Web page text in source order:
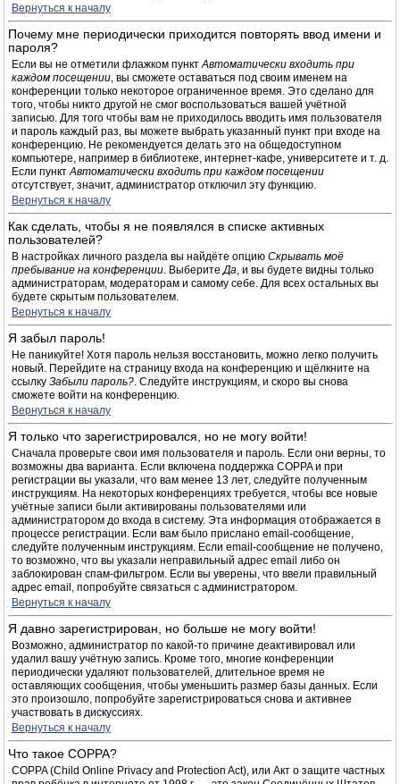
Вернуться к началу
Почему мне периодически приходится повторять ввод имени и
пароля?
Если вы не отметили флажком пунктАвтоматически входить при
каждом посещении, вы сможете оставаться под своим именем на
конференции только некоторое ограниченное время. Это сделано для
того, чтобы никто другой не смог воспользоваться вашей учётной
записью. Для того чтобы вам не приходилось вводить имя пользователя
и пароль каждый раз, вы можете выбрать указанный пункт при входе на
конференцию. Не рекомендуется делать это на общедоступном
компьютере, например в библиотеке, интернет-кафе, университете и т. д.
Если пунктАвтоматически входить при каждом посещении
отсутствует, значит, администратор отключил эту функцию.
Вернуться к началу
Как сделать, чтобы я не появлялся в списке активных
пользователей?
В настройках личного раздела вы найдёте опцию Скрывать моё
пребывание на конференции. ВыберитеДа, и вы будете видны только
администраторам, модераторам и самому себе. Для всех остальных вы
будете скрытым пользователем.
Вернуться к началу
Я забыл пароль!
Не паникуйте! Хотя пароль нельзя восстановить, можно легко получить
новый. Перейдите на страницу входа на конференцию и щёлкните на
ссылку Забыли пароль?. Следуйте инструкциям, и скоро вы снова
сможете войти на конференцию.
Вернуться к началу
Я только что зарегистрировался, но не могу войти!
Сначала проверьте свои имя пользователя и пароль. Если они верны, то
возможны два варианта. Если включена поддержка COPPA и при
регистрации вы указали, что вам менее 13 лет, следуйте полученным
инструкциям. На некоторых конференциях требуется, чтобы все новые
учётные записи были активированы пользователями или
администратором до входа в систему. Эта информация отображается в
процессе регистрации. Если вам было прислано email-сообщение,
следуйте полученным инструкциям. Если email-сообщение не получено,
то возможно, что вы указали неправильный адрес email либо он
заблокирован спам-фильтром. Если вы уверены, что ввели правильный
адрес email, попробуйте связаться с администратором.
Вернуться к началу
Я давно зарегистрирован, но больше не могу войти!
Возможно, администратор по какой-то причине деактивировал или
удалил вашу учётную запись. Кроме того, многие конференции
периодически удаляют пользователей, длительное время не
оставляющих сообщения, чтобы уменьшить размер базы данных. Если
это произошло, попробуйте зарегистрироваться снова и активнее
участвовать в дискуссиях.
Вернуться к началу
Что такое COPPA?
COPPA (Child Online Privacy and Protection Act), или Акт о защите частных